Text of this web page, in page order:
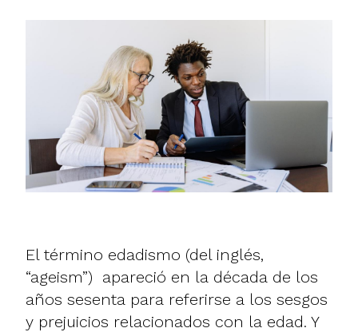
El término edadismo (del inglés,
“ageism”) apareció en la década de los
años sesenta para referirse a los sesgos
y prejuicios relacionados con la edad. Y